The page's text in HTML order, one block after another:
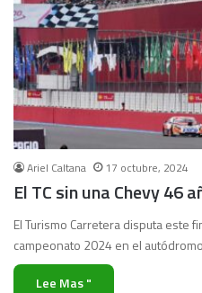
Ariel Caltana 17 octubre, 2024
El TC sin una Chevy 46
El Turismo Carretera disputa este
campeonato 2024 en el
Lee Mas "